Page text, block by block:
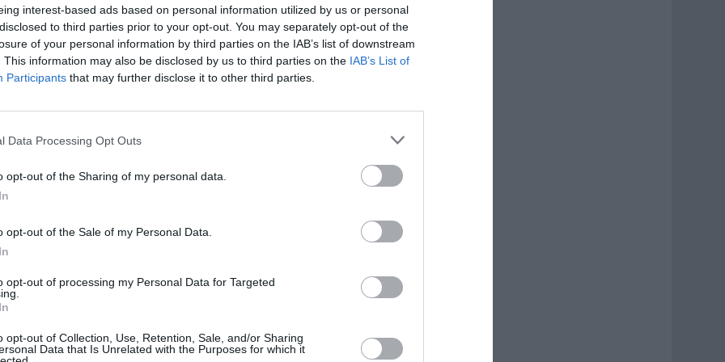
interest-based ads based on personal information utilized by us or personal
to third parties prior to your opt-out. You may separately opt-out of the
of your personal information by third parties on the IAB’s list of downstream
This information may also be disclosed by us to third parties on the IAB’s List of
Participants that may further disclose it to other third parties.
Data Processing Opt Outs
opt-out of the Sharing of my personal data.
opt-out of the Sale of my Personal Data.
opt-out of processing my Personal Data for Targeted
opt-out of Collection, Use, Retention, Sale, and/or Sharing
Data that Is Unrelated with the Purposes for which it
un „salt” important.
în prezența soției și a celor trei
că s-au născut aici), a devenit
locuiește în Niardo din 2008 și a